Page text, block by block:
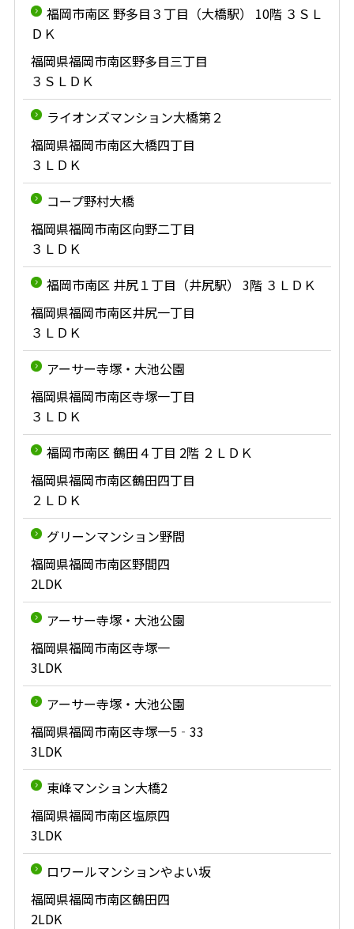
福岡市南区 野多目３丁目（大橋駅） 10階 ３ＳＬ
ＤＫ
福岡県福岡市南区野多目三丁目
３ＳＬＤＫ
ライオンズマンション大橋第２
福岡県福岡市南区大橋四丁目
３ＬＤＫ
コープ野村大橋
福岡県福岡市南区向野二丁目
３ＬＤＫ
福岡市南区 井尻１丁目（井尻駅） 3階 ３ＬＤＫ
福岡県福岡市南区井尻一丁目
３ＬＤＫ
アーサー寺塚・大池公園
福岡県福岡市南区寺塚一丁目
３ＬＤＫ
福岡市南区 鶴田４丁目 2階 ２ＬＤＫ
福岡県福岡市南区鶴田四丁目
２ＬＤＫ
グリーンマンション野間
福岡県福岡市南区野間四
2LDK
アーサー寺塚・大池公園
福岡県福岡市南区寺塚一
3LDK
アーサー寺塚・大池公園
福岡県福岡市南区寺塚一5‐33
3LDK
東峰マンション大橋2
福岡県福岡市南区塩原四
3LDK
ロワールマンションやよい坂
福岡県福岡市南区鶴田四
2LDK